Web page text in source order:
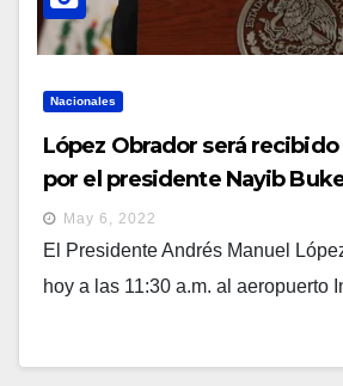
Nacionales
López Obrador será
por el presidente Nayib
May 6, 2022
El Presidente Andrés Manuel
hoy a las 11:30 a.m. al aeropuerto